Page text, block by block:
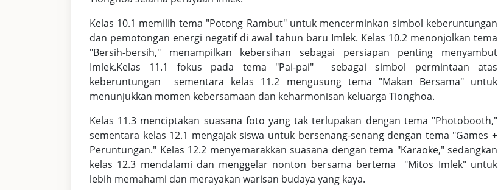
Kelas 10.1 memilih tema "Potong Rambut" untuk mencerminkan simbol keberuntungan
dan pemotongan energi negatif di awal tahun baru Imlek. Kelas 10.2 menonjolkan tema
"Bersih-bersih," menampilkan kebersihan sebagai persiapan penting menyambut
Imlek.Kelas 11.1 fokus pada tema "Pai-pai" sebagai simbol permintaan atas
keberuntungan sementara kelas 11.2 mengusung tema "Makan Bersama" untuk
menunjukkan momen kebersamaan dan keharmonisan keluarga Tionghoa.
Kelas 11.3 menciptakan suasana foto yang tak terlupakan dengan tema "Photobooth,"
sementara kelas 12.1 mengajak siswa untuk bersenang-senang dengan tema "Games +
Peruntungan." Kelas 12.2 menyemarakkan suasana dengan tema "Karaoke," sedangkan
kelas 12.3 mendalami dan menggelar nonton bersama bertema "Mitos Imlek" untuk
lebih memahami dan merayakan warisan budaya yang kaya.